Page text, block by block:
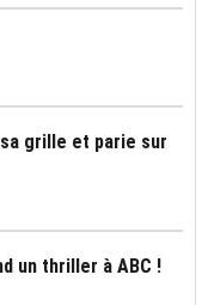
grille et parie sur
un thriller à ABC !